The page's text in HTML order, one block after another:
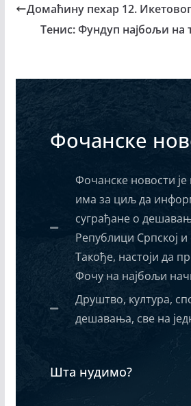
Домаћину пехар 12.
Тенис: Фундуп најбољи на
Фочанске
Фочанске новости је
има за циљ да
суграђане о
Републици Српској и
Такође, настоји да
Фочу на најбољи
Друштво, култура,
дешавања, све на
Шта нудимо?